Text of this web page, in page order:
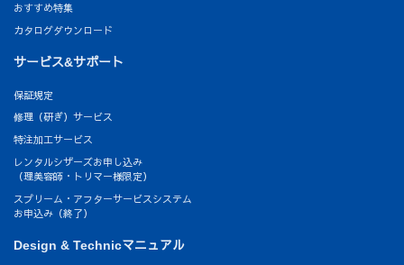
おすすめ特集
カタログダウンロード
サービス&サポート
保証規定
修理（研ぎ）サービス
特注加工サービス
レンタルシザーズお申し込み
（理美容師・トリマー様限定）
スプリーム・アフターサービスシステム
お申込み（終了）
Design & Technicマニュアル